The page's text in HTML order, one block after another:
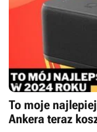
To moje
Ankera teraz